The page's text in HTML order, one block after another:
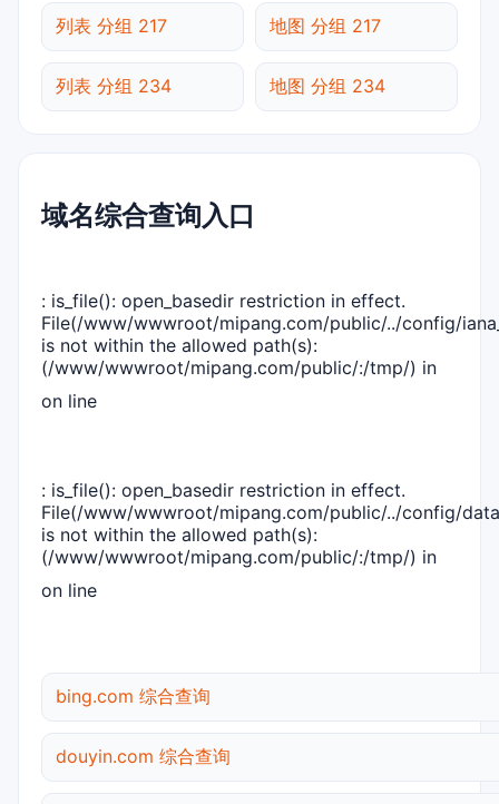
列表 分组 217 地图 分组 217
列表 分组 234 地图 分组 234
域名综合查询入口
: is_file(): open_basedir restriction in effect.
File(/www/wwwroot/mipang.com/public/../config/
is not within the allowed path(s):
(/www/wwwroot/mipang.com/public/:/tmp/) in
on line
: is_file(): open_basedir restriction in effect.
File(/www/wwwroot/mipang.com/public/../config/
is not within the allowed path(s):
(/www/wwwroot/mipang.com/public/:/tmp/) in
on line
bing.com 综合查询
douyin.com 综合查询